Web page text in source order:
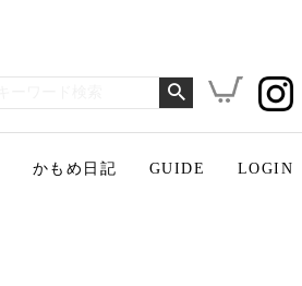
かもめ日記 GUIDE LOGIN